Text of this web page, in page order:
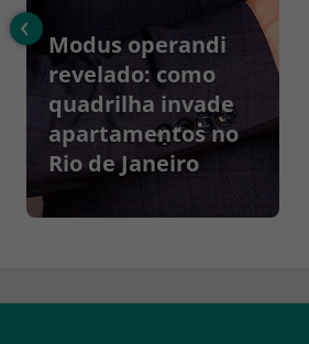
Modus operandi
revelado: como
quadrilha invade
apartamentos no
Rio de Janeiro
‹